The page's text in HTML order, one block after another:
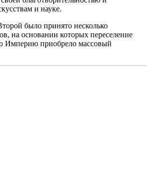
и науке.
было принято несколько
на основании которых переселение
Империю приобрело массовый